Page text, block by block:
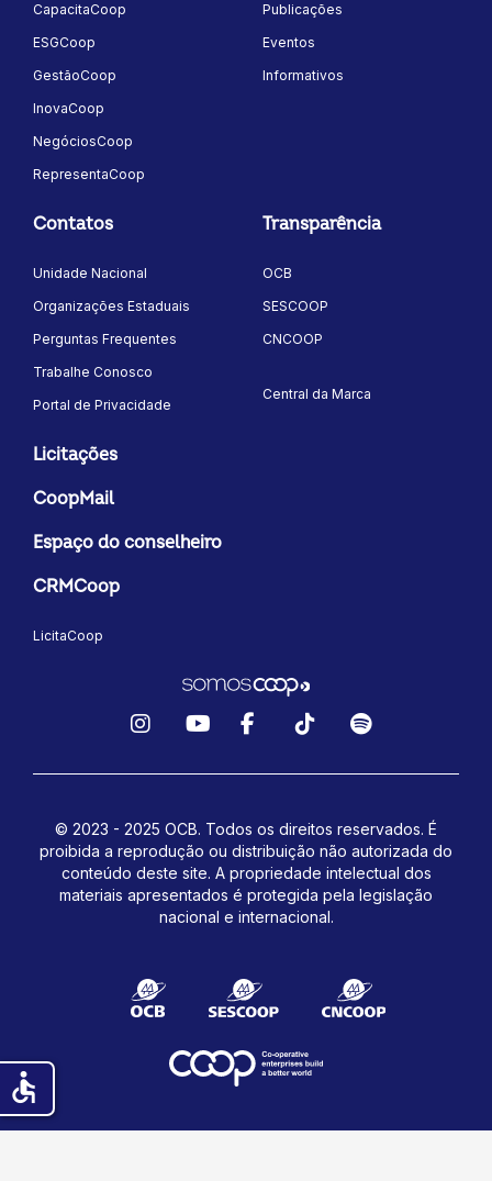
CapacitaCoop
ESGCoop
GestãoCoop
InovaCoop
NegóciosCoop
RepresentaCoop
Publicações
Eventos
Informativos
Contatos
Unidade Nacional
Organizações Estaduais
Perguntas Frequentes
Trabalhe Conosco
Portal de Privacidade
Transparência
OCB
SESCOOP
CNCOOP
Central da Marca
Licitações
CoopMail
Espaço do conselheiro
CRMCoop
LicitaCoop
© 2023 - 2025 OCB. Todos os direitos reservados. É
proibida a reprodução ou distribuição não autorizada do
conteúdo deste site. A propriedade intelectual dos
materiais apresentados é protegida pela legislação
nacional e internacional.
accessible